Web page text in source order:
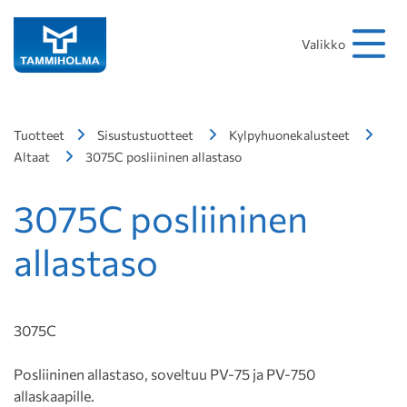
Valikko
Tuotteet Sisustustuotteet
Kylpyhuonekalusteet
Altaat
3075C posliininen allastaso
3075C posliininen
allastaso
3075C
Posliininen allastaso, soveltuu PV-75 ja PV-750
allaskaapille.